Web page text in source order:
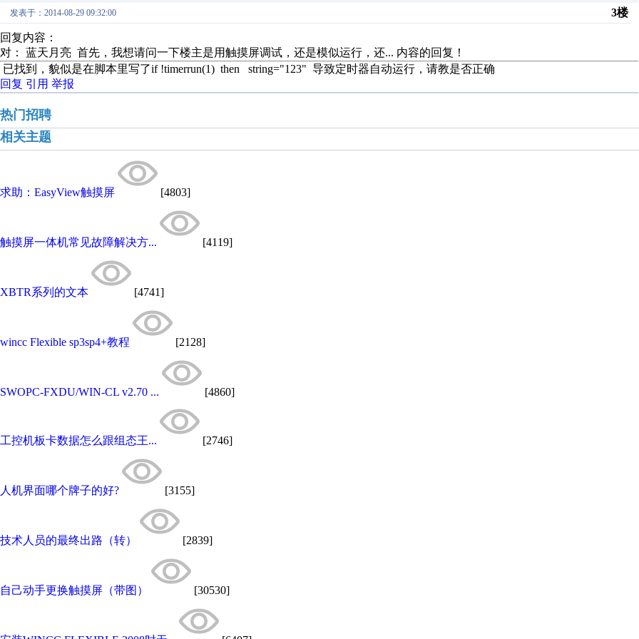
发表于：2014-08-29 09:32:00 3楼
回复内容：
对： 蓝天月亮 首先，我想请问一下楼主是用触摸屏调试，还是模似运行，还... 内容的回复！
已找到，貌似是在脚本里写了if !timerrun(1) then string="123" 导致定时器自动运行，请教是否正确
回复 引用 举报
热门招聘
相关主题
求助：EasyView触摸屏 [4803]
触摸屏一体机常见故障解决方... [4119]
XBTR系列的文本 [4741]
wincc Flexible sp3sp4+教程 [2128]
SWOPC-FXDU/WIN-CL v2.70 ... [4860]
工控机板卡数据怎么跟组态王... [2746]
人机界面哪个牌子的好? [3155]
技术人员的最终出路（转） [2839]
自己动手更换触摸屏（带图） [30530]